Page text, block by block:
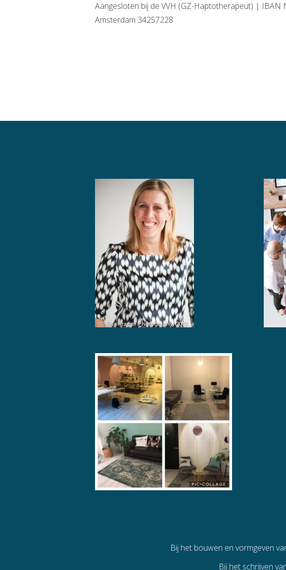
Aangesloten bij de VVH (GZ-Haptotherapeut) |
Amsterdam 34257228
Bij het bouwen en vormgeven
Bij het schrijven